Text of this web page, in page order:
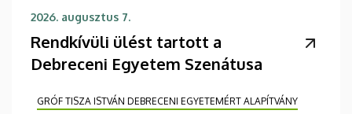
2026. augusztus 7.
Rendkívüli ülést tartott a
Debreceni Egyetem Szenátusa
GRÓF TISZA ISTVÁN DEBRECENI EGYETEMÉRT ALAPÍTVÁNY